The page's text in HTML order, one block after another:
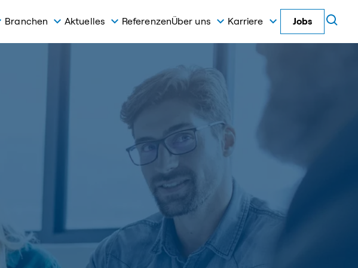
Branchen Aktuelles ReferenzenÜber uns Karriere Jobs